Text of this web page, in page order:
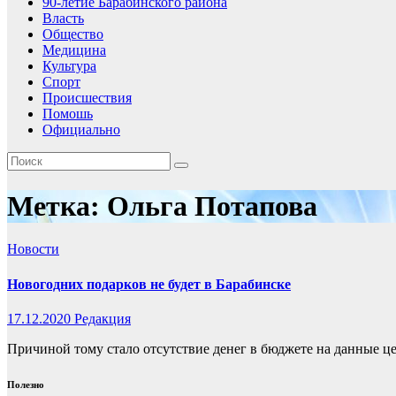
Власть
Общество
Медицина
Культура
Спорт
Происшествия
Помошь
Официально
Метка: Ольга Потапова
Новости
Новогодних подарков не будет в Барабинске
17.12.2020 Редакция
Причиной тому стало отсутствие денег в бюджете на данные
Полезно